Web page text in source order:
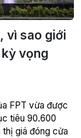
vì sao giới
vọng
FPT vừa được
tiêu 90.600
giá đóng cửa